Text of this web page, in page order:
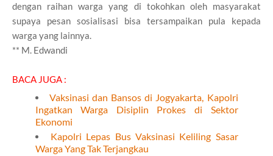
dengan raihan warga yang di tokohkan oleh masyarakat
supaya pesan sosialisasi bisa tersampaikan pula kepada
warga yang lainnya.
** M. Edwandi
BACA JUGA :
Vaksinasi dan Bansos di Jogyakarta, Kapolri
Ingatkan Warga Disiplin Prokes di Sektor
Ekonomi
Kapolri Lepas Bus Vaksinasi Keliling Sasar
Warga Yang Tak Terjangkau